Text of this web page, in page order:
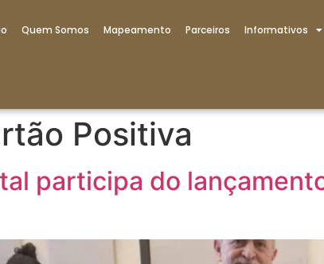
Quem Somos Mapeamento Parceiros Informativos
Positiva
participa do